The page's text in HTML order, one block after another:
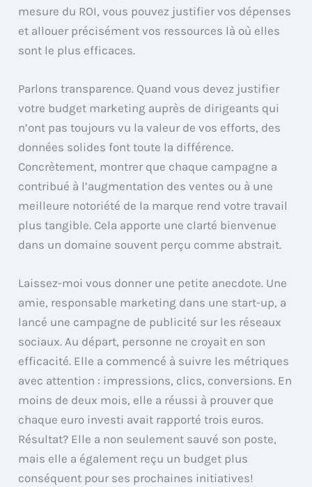
mesure du ROI, vous pouvez justifier vos dépenses
et allouer précisément vos ressources là où elles
sont le plus efficaces.
Parlons transparence. Quand vous devez justifier
votre budget marketing auprès de dirigeants qui
n’ont pas toujours vu la valeur de vos efforts, des
données solides font toute la différence.
Concrètement, montrer que chaque campagne a
contribué à l’augmentation des ventes ou à une
meilleure notoriété de la marque rend votre travail
plus tangible. Cela apporte une clarté bienvenue
dans un domaine souvent perçu comme abstrait.
Laissez-moi vous donner une petite anecdote. Une
amie, responsable marketing dans une start-up, a
lancé une campagne de publicité sur les réseaux
sociaux. Au départ, personne ne croyait en son
efficacité. Elle a commencé à suivre les métriques
avec attention : impressions, clics, conversions. En
moins de deux mois, elle a réussi à prouver que
chaque euro investi avait rapporté trois euros.
Résultat? Elle a non seulement sauvé son poste,
mais elle a également reçu un budget plus
conséquent pour ses prochaines initiatives!